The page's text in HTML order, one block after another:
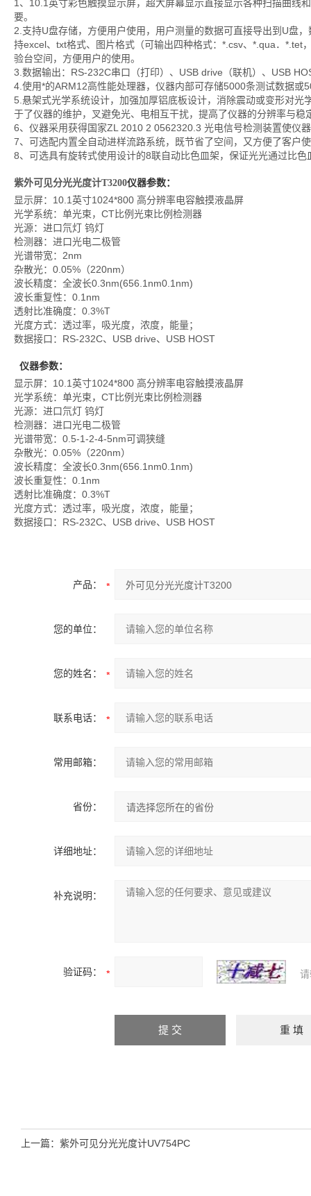
1、10.1英寸彩色触摸显示屏，超大屏幕显示直接显示各种扫描曲线
要。
2.支持U盘存储，方便用户使用，用户测量的数据可直接导出到U盘
持excel、txt格式、图片格式（可输出四种格式：*.csv、*.qua．*.tet
验台空间，方便用户的使用。
3.数据输出：RS-232C串口（打印）、USB drive（联机）、USB
4.使用*的ARM12高性能处理器，仪器内部可存储5000条测试数据或
5.悬架式光学系统设计，加强加厚铝底板设计，消除震动或变形对
于了仪器的维护，叉避免光、电相互干扰，提高了仪器的分辨率与稳
6、仪器采用获得国家ZL 2010 2 0562320.3 光电信号检测装置使仪
7、可选配内置全自动进样流路系统，既节省了空间，又方便了客户
8、可选具有旋转式使用设计的8联自动比色皿架，保证光光通过比
紫外可见分光光度计T3200仪器参数：
显示屏：10.1英寸1024*800 高分辨率电容触摸液晶屏
光学系统：单光束，CT比例光束比例检测器
光源：进口氘灯 钨灯
检测器：进口光电二极管
光谱带宽：2nm
杂散光：0.05%（220nm）
波长精度：全波长0.3nm(656.1nm0.1nm)
波长重复性：0.1nm
透射比准确度：0.3%T
光度方式：透过率，吸光度，浓度，能量；
数据接口：RS-232C、USB drive、USB HOST
仪器参数：
显示屏：10.1英寸1024*800 高分辨率电容触摸液晶屏
光学系统：单光束，CT比例光束比例检测器
光源：进口氘灯 钨灯
检测器：进口光电二极管
光谱带宽：0.5-1-2-4-5nm可调狭缝
杂散光：0.05%（220nm）
波长精度：全波长0.3nm(656.1nm0.1nm)
波长重复性：0.1nm
透射比准确度：0.3%T
光度方式：透过率，吸光度，浓度，能量；
数据接口：RS-232C、USB drive、USB HOST
产品：
您的单位：
您的姓名：
联系电话：
常用邮箱：
省份：
详细地址：
补充说明：
验证码：
上一篇： 紫外可见分光光度计UV754PC